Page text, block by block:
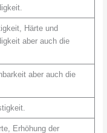
Härte und
aber auch die
aber auch die
Erhöhung der